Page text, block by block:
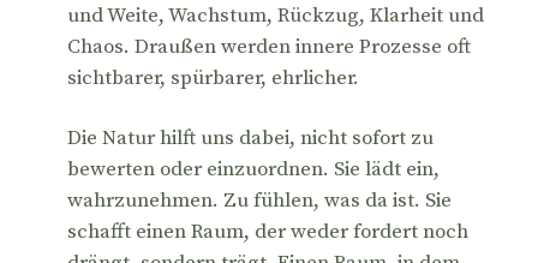
und Weite, Wachstum, Rückzug, Klarheit und
Chaos. Draußen werden innere Prozesse oft
sichtbarer, spürbarer, ehrlicher.
Die Natur hilft uns dabei, nicht sofort zu
bewerten oder einzuordnen. Sie lädt ein,
wahrzunehmen. Zu fühlen, was da ist. Sie
schafft einen Raum, der weder fordert noch